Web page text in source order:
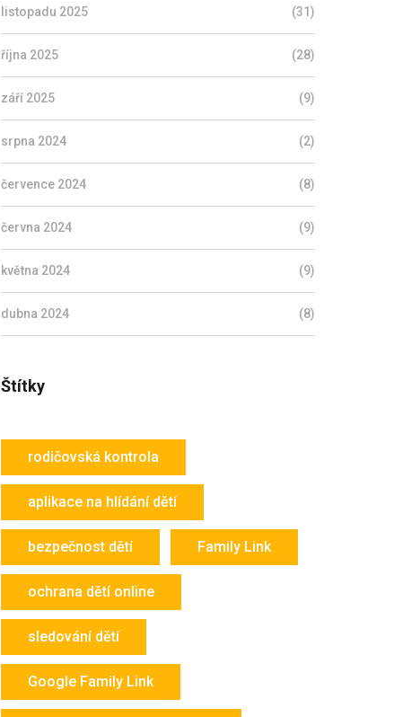
listopadu 2025 (31)
října 2025 (28)
září 2025 (9)
srpna 2024 (2)
července 2024 (8)
června 2024 (9)
května 2024 (9)
dubna 2024 (8)
Štítky
rodičovská kontrola
aplikace na hlídání dětí
bezpečnost dětí Family Link
ochrana dětí online
sledování dětí
Google Family Link